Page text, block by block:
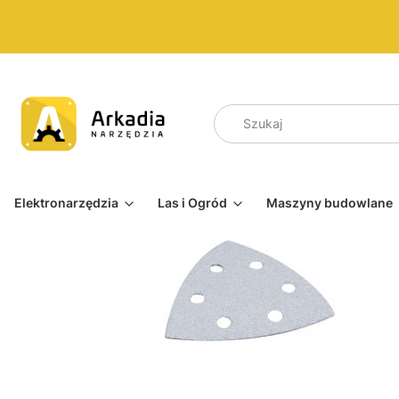
Elektronarzędzia Las i Ogród Maszyny budowlane